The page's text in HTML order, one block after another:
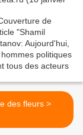
La Voie des fleurs >